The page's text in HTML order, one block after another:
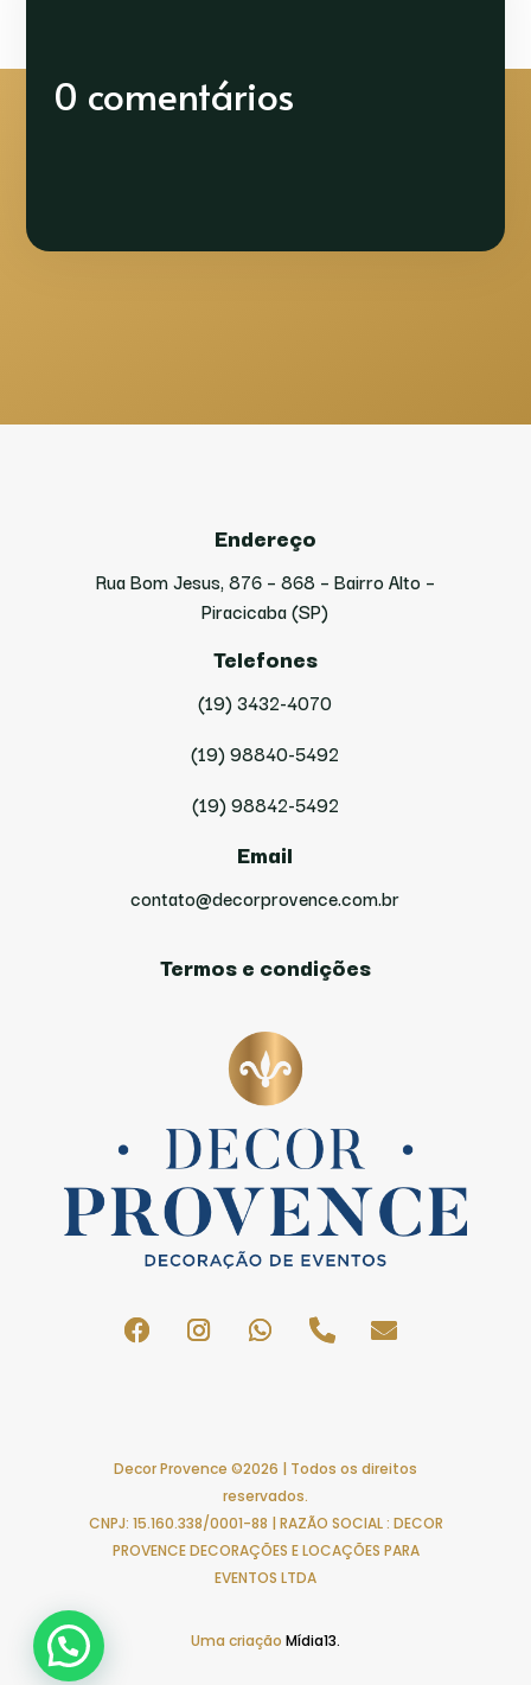
0 comentários
Endereço
Rua Bom Jesus, 876 – 868 – Bairro Alto –
Piracicaba (SP)
Telefones
(19) 3432-4070
(19) 98840-5492
(19) 98842-5492
Email
contato@decorprovence.com.br
Termos e condições
Decor Provence ©2026 | Todos os direitos
reservados.
CNPJ: 15.160.338/0001-88 | RAZÃO SOCIAL : DECOR
PROVENCE DECORAÇÕES E LOCAÇÕES PARA
EVENTOS LTDA
Uma criação Mídia13.